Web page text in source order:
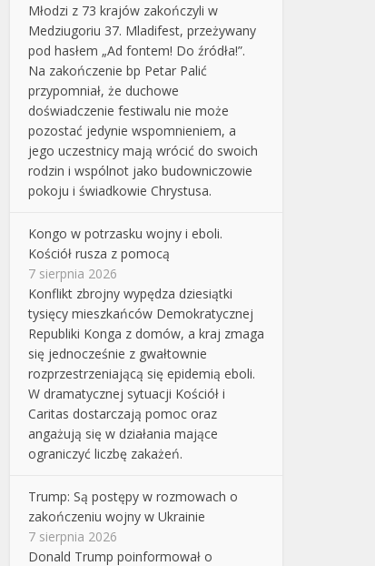
Młodzi z 73 krajów zakończyli w
Medziugoriu 37. Mladifest, przeżywany
pod hasłem „Ad fontem! Do źródła!”.
Na zakończenie bp Petar Palić
przypomniał, że duchowe
doświadczenie festiwalu nie może
pozostać jedynie wspomnieniem, a
jego uczestnicy mają wrócić do swoich
rodzin i wspólnot jako budowniczowie
pokoju i świadkowie Chrystusa.
Kongo w potrzasku wojny i eboli.
Kościół rusza z pomocą
7 sierpnia 2026
Konflikt zbrojny wypędza dziesiątki
tysięcy mieszkańców Demokratycznej
Republiki Konga z domów, a kraj zmaga
się jednocześnie z gwałtownie
rozprzestrzeniającą się epidemią eboli.
W dramatycznej sytuacji Kościół i
Caritas dostarczają pomoc oraz
angażują się w działania mające
ograniczyć liczbę zakażeń.
Trump: Są postępy w rozmowach o
zakończeniu wojny w Ukrainie
7 sierpnia 2026
Donald Trump poinformował o